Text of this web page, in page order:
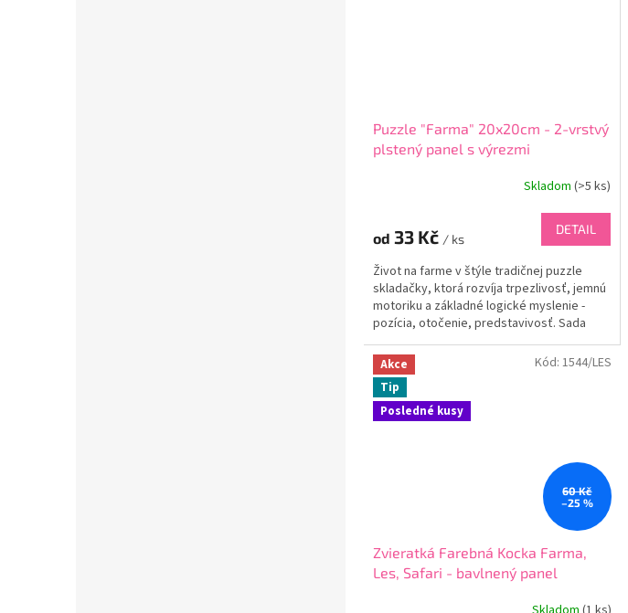
Puzzle "Farma" 20x20cm - 2-vrstvý
plstený panel s výrezmi
Skladom (>5 ks)
od 33 Kč / ks
DETAIL
Život na farme v štýle tradičnej puzzle
skladačky, ktorá rozvíja trpezlivosť, jemnú
motoriku a základné logické myslenie -
pozícia, otočenie, predstavivosť. Sada
obsahuje...
Akce
Tip
Posledné kusy
60 Kč
–25 %
Zvieratká Farebná Kocka Farma,
Les, Safari - bavlnený panel
Kód: 1544/LES